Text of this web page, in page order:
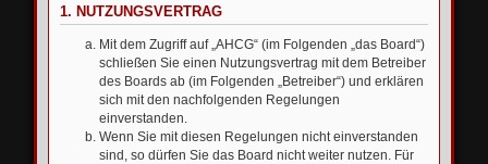
1. NUTZUNGSVERTRAG
Mit dem Zugriff auf „AHCG“ (im Folgenden „das Board“)
schließen Sie einen Nutzungsvertrag mit dem Betreiber
des Boards ab (im Folgenden „Betreiber“) und erklären
sich mit den nachfolgenden Regelungen
einverstanden.
Wenn Sie mit diesen Regelungen nicht einverstanden
sind, so dürfen Sie das Board nicht weiter nutzen. Für